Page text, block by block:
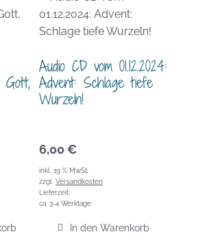
Gott,
Audio CD vom 01.12.2024:
Advent: Schlage tiefe
Wurzeln!
6,00 €
inkl. 19 % MwSt.
zzgl. Versandkosten
Lieferzeit:
ca. 3-4 Werktage
In den Warenkorb